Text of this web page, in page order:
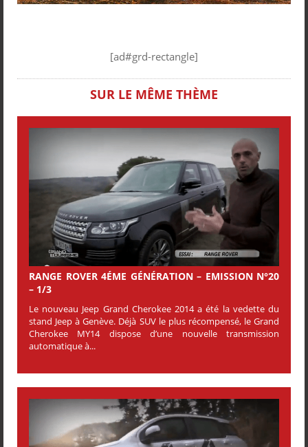
[ad#grd-rectangle]
SUR LE MÊME THÈME
RANGE ROVER 4ÉME GÉNÉRATION – EMISSION N°20
– 1/3
Le nouveau Jeep Grand Cherokee 2014 a été la vedette du
stand Jeep à Genève. Déjà SUV le plus récompensé, le Grand
Cherokee MY14 dispose d’une nouvelle transmission
automatique à...